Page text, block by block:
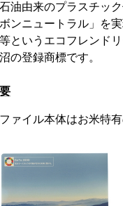
油由来のプラスチッ
ボンニュートラル」を
というエコフレンド
の登録商標です。
ァイル本体はお米特